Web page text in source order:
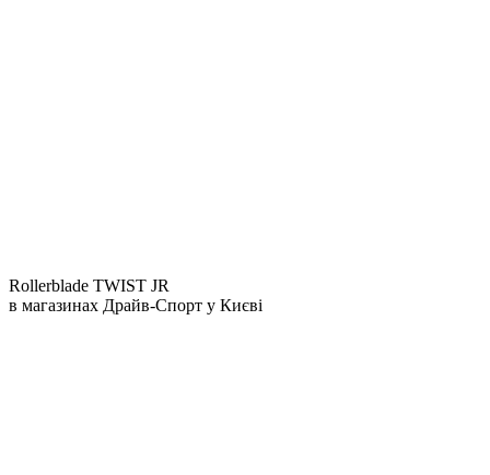
Rollerblade TWIST JR
в магазинах Драйв-Спорт у Києві